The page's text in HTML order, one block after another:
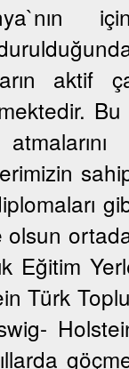
aktif
olsun
Eğitim
Türk